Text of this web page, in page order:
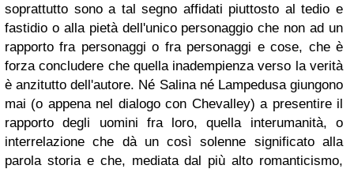
soprattutto sono a tal segno affidati piuttosto al tedio e
fastidio o alla pietà dell'unico personaggio che non ad un
rapporto fra personaggi o fra personaggi e cose, che è
forza concludere che quella inadempienza verso la verità
è anzitutto dell'autore. Né Salina né Lampedusa giungono
mai (o appena nel dialogo con Chevalley) a presentire il
rapporto degli uomini fra loro, quella interumanità, o
interrelazione che dà un così solenne significato alla
parola storia e che, mediata dal più alto romanticismo,